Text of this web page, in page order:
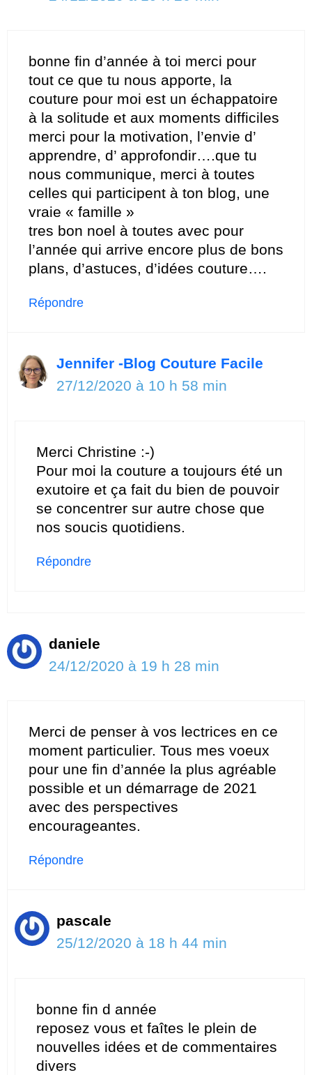
bonne fin d’année à toi merci pour
tout ce que tu nous apporte, la
couture pour moi est un échappatoire
à la solitude et aux moments difficiles
merci pour la motivation, l’envie d’
apprendre, d’ approfondir….que tu
nous communique, merci à toutes
celles qui participent à ton blog, une
vraie « famille »
tres bon noel à toutes avec pour
l’année qui arrive encore plus de bons
plans, d’astuces, d’idées couture….
Répondre
Jennifer -Blog Couture Facile
27/12/2020 à 10 h 58 min
Merci Christine :-)
Pour moi la couture a toujours été un
exutoire et ça fait du bien de pouvoir
se concentrer sur autre chose que
nos soucis quotidiens.
Répondre
daniele
24/12/2020 à 19 h 28 min
Merci de penser à vos lectrices en ce
moment particulier. Tous mes voeux
pour une fin d’année la plus agréable
possible et un démarrage de 2021
avec des perspectives
encourageantes.
Répondre
pascale
25/12/2020 à 18 h 44 min
bonne fin d année
reposez vous et faîtes le plein de
nouvelles idées et de commentaires
divers